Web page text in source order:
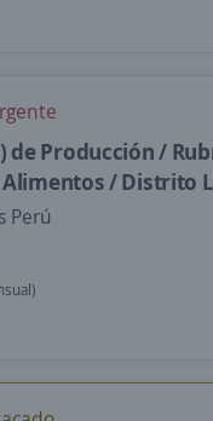
de Producción /
/ Distrito
Perú